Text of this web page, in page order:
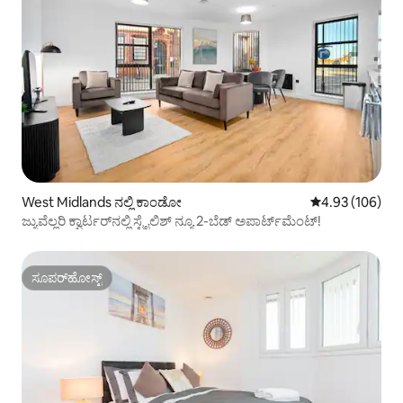
West Midlands ನಲ್ಲಿ ಕಾಂಡೋ 5 ರಲ್ಲಿ 4.93
4.93 (106)
ಜ್ಯುವೆಲ್ಲರಿ ಕ್ವಾರ್ಟರ್‌ನಲ್ಲಿ ಸ್ಟೈಲಿಶ್ ನ್ಯೂ 2-ಬೆಡ್ ಅಪಾರ್ಟ್‌ಮೆಂಟ್!
ಸೂಪರ್‌ಹೋಸ್ಟ್
ಸೂಪರ್‌ಹೋಸ್ಟ್